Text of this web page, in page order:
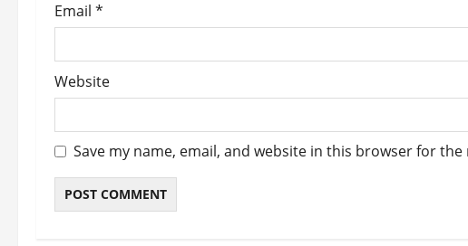
Email *
Website
Save my name, email, and website in this browser for